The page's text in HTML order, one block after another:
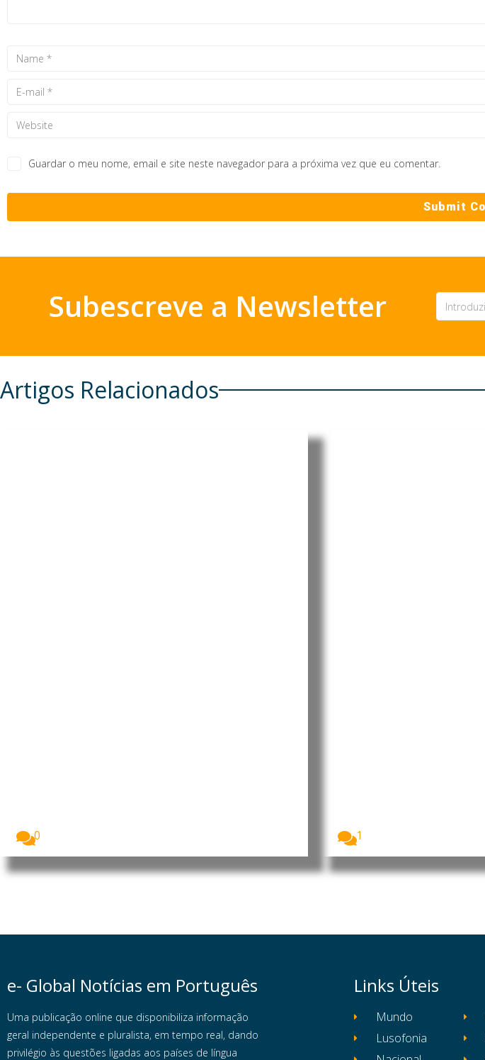
Guardar o meu nome, email e site neste navegador para a próxima vez que eu comentar.
Subescreve a Newsletter
Artigos Relacionados
0
1
e- Global Notícias em Português
Uma publicação online que disponibiliza informação
geral independente e pluralista, em tempo real, dando
privilégio às questões ligadas aos países de língua
Links Úteis
Mundo
Lusofonia